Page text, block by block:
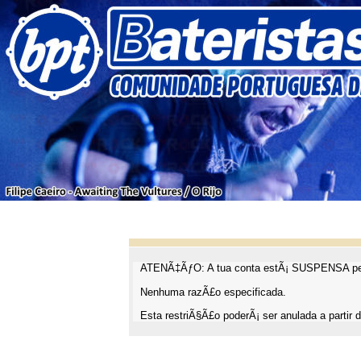
ATENÃ‡ÃƒO: A tua conta estÃ¡ SUSPENSA
Nenhuma razÃ£o especificada.
Esta restriÃ§Ã£o poderÃ¡ ser anulada a partir